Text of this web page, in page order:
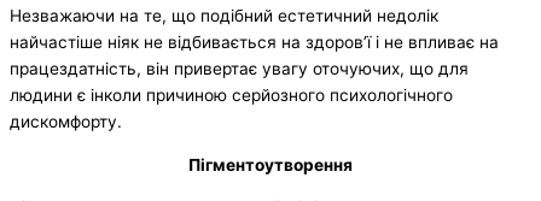
Незважаючи на те, що подібний естетичний недолік
найчастіше ніяк не відбивається на здоров’ї і не впливає на
працездатність, він привертає увагу оточуючих, що для
людини є інколи причиною серйозного психологічного
дискомфорту.
Пігментоутворення